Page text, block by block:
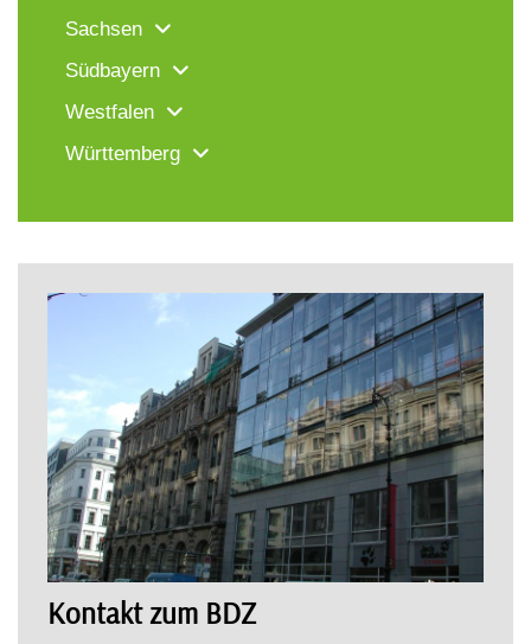
Sachsen
Südbayern
Westfalen
Württemberg
Kontakt zum BDZ